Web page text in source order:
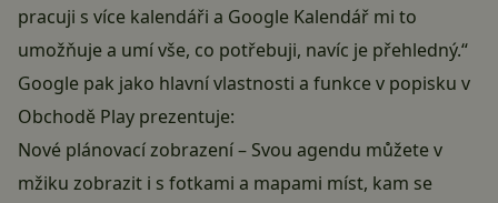
pracuji s více kalendáři a Google Kalendář mi to
umožňuje a umí vše, co potřebuji, navíc je přehledný.“
Google pak jako hlavní vlastnosti a funkce v popisku v
Obchodě Play prezentuje:
Nové plánovací zobrazení – Svou agendu můžete v
mžiku zobrazit i s fotkami a mapami míst, kam se